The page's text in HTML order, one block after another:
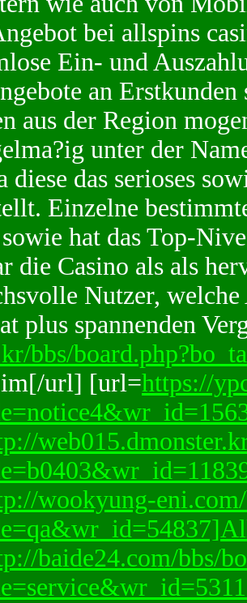
bei allspins
Ein- und
an
aus der Region
unter der
diese das serioses
Einzelne
hat das Top-
die Casino als als
Nutzer,
plus spannenden
bbs/
im[/url] [url=https://
wookyung-
baide24.com/bbs/